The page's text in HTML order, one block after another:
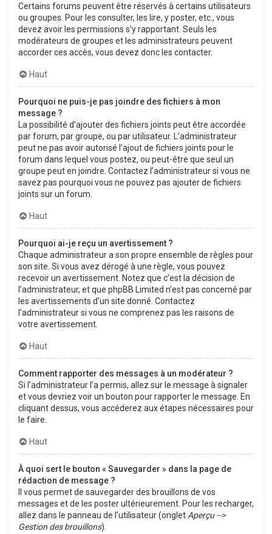
Certains forums peuvent être réservés à certains utilisateurs
ou groupes. Pour les consulter, les lire, y poster, etc., vous
devez avoir les permissions s’y rapportant. Seuls les
modérateurs de groupes et les administrateurs peuvent
accorder ces accès, vous devez donc les contacter.
Haut
Pourquoi ne puis-je pas joindre des fichiers à mon
message ?
La possibilité d’ajouter des fichiers joints peut être accordée
par forum, par groupe, ou par utilisateur. L’administrateur
peut ne pas avoir autorisé l’ajout de fichiers joints pour le
forum dans lequel vous postez, ou peut-être que seul un
groupe peut en joindre. Contactez l’administrateur si vous ne
savez pas pourquoi vous ne pouvez pas ajouter de fichiers
joints sur un forum.
Haut
Pourquoi ai-je reçu un avertissement ?
Chaque administrateur a son propre ensemble de règles pour
son site. Si vous avez dérogé à une règle, vous pouvez
recevoir un avertissement. Notez que c’est la décision de
l’administrateur, et que phpBB Limited n’est pas concerné par
les avertissements d’un site donné. Contactez
l’administrateur si vous ne comprenez pas les raisons de
votre avertissement.
Haut
Comment rapporter des messages à un modérateur ?
Si l’administrateur l’a permis, allez sur le message à signaler
et vous devriez voir un bouton pour rapporter le message. En
cliquant dessus, vous accéderez aux étapes nécessaires pour
le faire.
Haut
À quoi sert le bouton « Sauvegarder » dans la page de
rédaction de message ?
Il vous permet de sauvegarder des brouillons de vos
messages et de les poster ultérieurement. Pour les recharger,
allez dans le panneau de l’utilisateur (onglet Aperçu -->
Gestion des brouillons).